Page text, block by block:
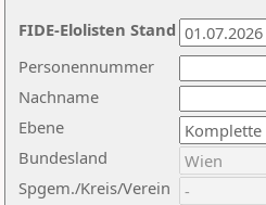
Nachname
Ebene
Personennummer
Bundesland
Spgem./Kreis/Verein
FIDE-Elolisten Stand